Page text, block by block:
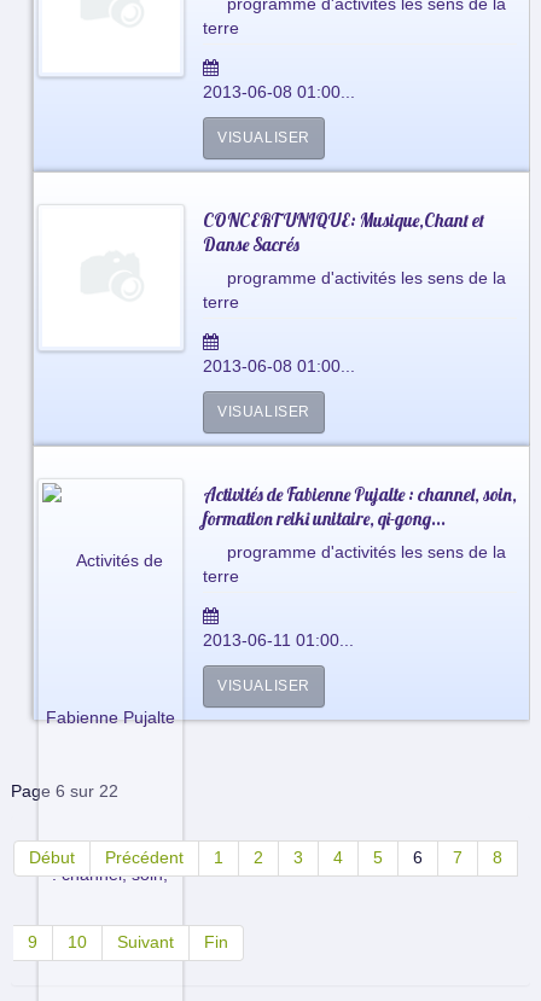
programme d'activités les sens de la
terre
2013-06-08 01:00...
VISUALISER
CONCERT UNIQUE: Musique,Chant et
Danse Sacrés
programme d'activités les sens de la
terre
2013-06-08 01:00...
VISUALISER
Activités de Fabienne Pujalte : channel, soin,
formation reiki unitaire, qi-gong...
programme d'activités les sens de la
terre
2013-06-11 01:00...
VISUALISER
Page 6 sur 22
Début Précédent 1 2 3 4 5 6 7 8
9 10 Suivant Fin